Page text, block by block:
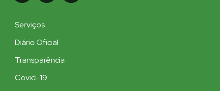
Serviços
Diário Oficial
Transparência
Covid-19